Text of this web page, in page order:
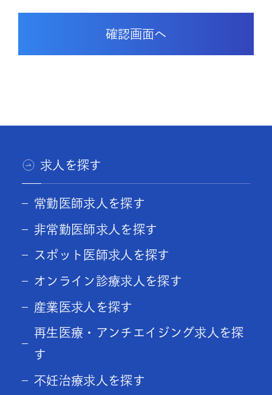
求人を探す
常勤医師求人を探す
非常勤医師求人を探す
スポット医師求人を探す
オンライン診療求人を探す
産業医求人を探す
再生医療・アンチエイジング求人を探
す
不妊治療求人を探す